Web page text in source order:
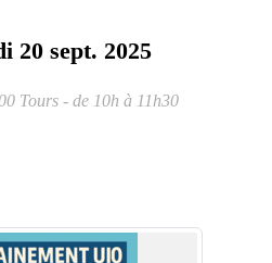
20 sept. 2025
Tours - de 10h à 11h30